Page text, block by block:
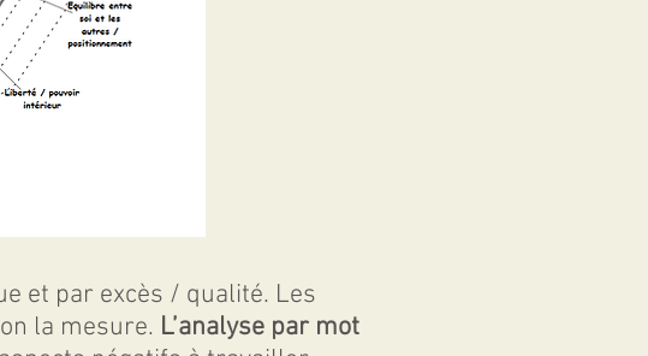
et par excès / qualité. Les
la mesure. L’analyse par mot